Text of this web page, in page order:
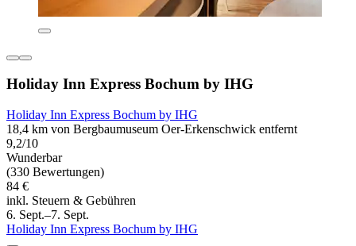
Holiday Inn Express Bochum by IHG
Holiday Inn Express Bochum by IHG
18,4 km von Bergbaumuseum Oer-Erkenschwick entfernt
9,2/10
Wunderbar
(330 Bewertungen)
84 €
inkl. Steuern & Gebühren
6. Sept.–7. Sept.
Holiday Inn Express Bochum by IHG